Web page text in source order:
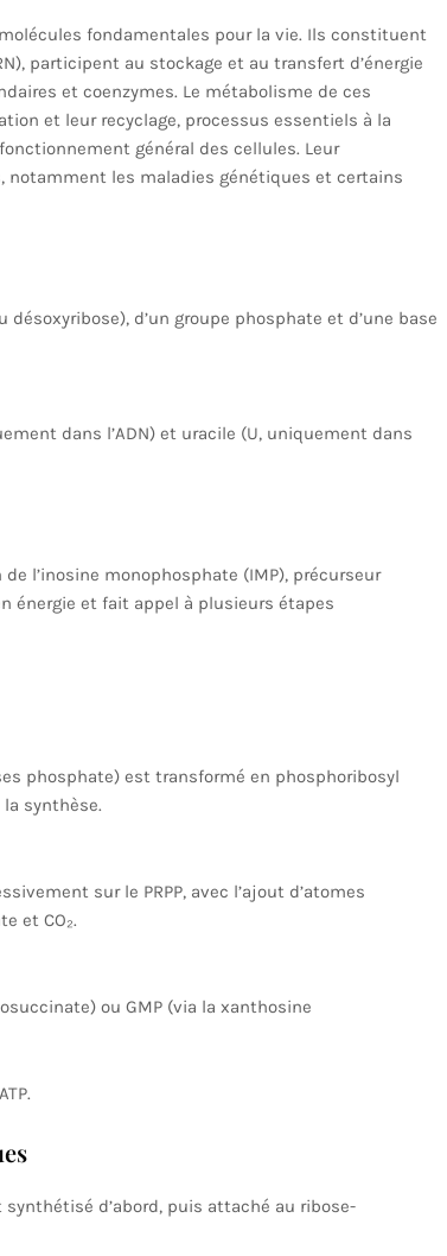
fondamentales pour la vie. Ils constituent
participent au stockage et au transfert d’énergie
et coenzymes. Le métabolisme de ces
et leur recyclage, processus essentiels à la
général des cellules. Leur
les maladies génétiques et certains
d’un groupe phosphate et d’une base
dans l’ADN) et uracile (U, uniquement dans
l’inosine monophosphate (IMP), précurseur
énergie et fait appel à plusieurs étapes
phosphate) est transformé en phosphoribosyl
synthèse.
sur le PRPP, avec l’ajout d’atomes
et CO₂.
ou GMP (via la xanthosine
d’abord, puis attaché au ribose-